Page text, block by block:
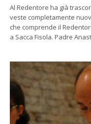
Al Redentore ha già
veste completamente
che comprende il
a Sacca Fisola. Padre